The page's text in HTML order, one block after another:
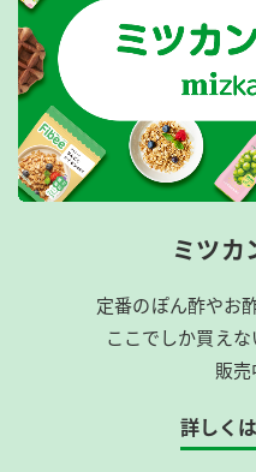
ミツカ
定番のぽん酢やお
ここでしか買え
販売
詳しく